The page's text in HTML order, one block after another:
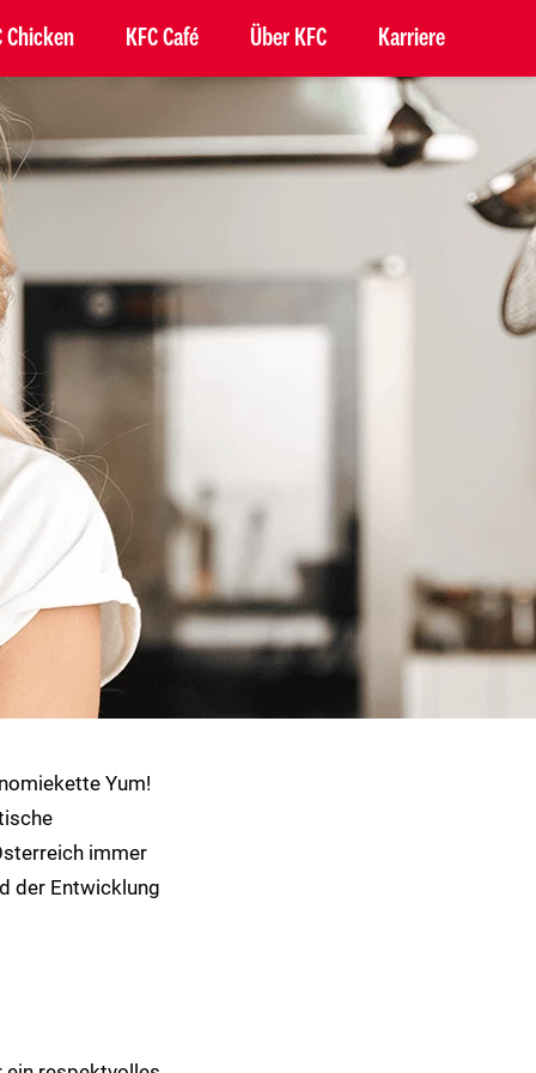
Chicken KFC Café Über KFC Karriere
Yum!
immer
der Entwicklung